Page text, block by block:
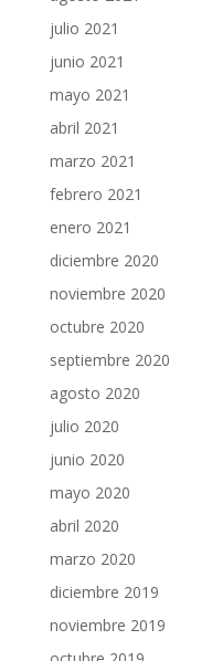
julio 2021
junio 2021
mayo 2021
abril 2021
marzo 2021
febrero 2021
enero 2021
diciembre 2020
noviembre 2020
octubre 2020
septiembre 2020
agosto 2020
julio 2020
junio 2020
mayo 2020
abril 2020
marzo 2020
diciembre 2019
noviembre 2019